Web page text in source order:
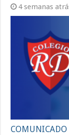
4 semanas
COMUNICADO